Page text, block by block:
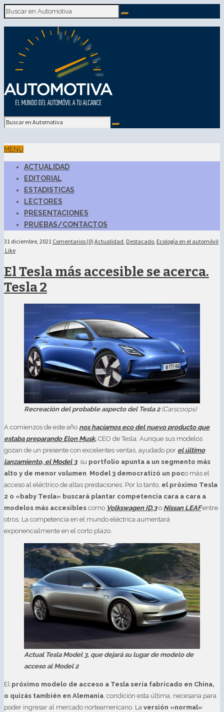
MENU
ACTUALIDAD
EDITORIAL
ESTADISTICAS
LECTORES
PRESENTACIONES
PRUEBAS/CONTACTOS
31 diciembre, 2021 Comentarios (0) Actualidad, Destacado, Ecología en el automóvil
Like
El Tesla más accesible se acerca.
Tesla 2
Recreación del probable aspecto del Tesla 2 (Carscoops)
A comienzos de este año nos hacíamos eco del nuevo producto que
estaba preparando Elon Musk, CEO de Tesla. Aunque sus modelos
gozan de un presente con excelentes ventas, ayudado por el último
lanzamiento, el Model 3, su portfolio apunta a un segmento más
alto y de menor volumen Model 3 democratizó un poco más el
acceso al eléctrico de altas prestaciones. Por lo tanto, el próximo Tesla
2 o «baby Tesla» buscará plantar competencia cara a cara a
modelos más accesibles como Volkswagen ID.3o Nissan LEAFentre
otros. La competencia en el mundo eléctrica aumentará
exponencialmente en el corto plazo.
Actual Tesla Model 3, que dejará su lugar de modelo de
acceso al Model 2
El próximo modelo de acceso a Tesla sería fabricado en China,
o quizás también en Alemania, condición esta última, necesaria para
poder ingresar al mercado norteamericano. La versión «normal»